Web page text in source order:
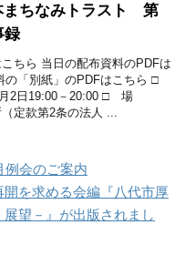
まちなみトラスト 第
録
ちら 当日の配布資料のPDFは
の「別紙」のPDFはこちら □
日19:00－20:00 □ 場
款第2条の法人 ...
例会のご案内
を求める会編『八代市厚
望－』が出版されまし